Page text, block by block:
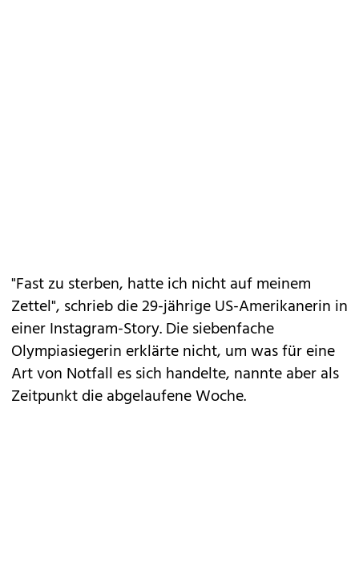
"Fast zu sterben, hatte ich nicht auf meinem
Zettel", schrieb die 29-jährige US-Amerikanerin in
einer Instagram-Story. Die siebenfache
Olympiasiegerin erklärte nicht, um was für eine
Art von Notfall es sich handelte, nannte aber als
Zeitpunkt die abgelaufene Woche.